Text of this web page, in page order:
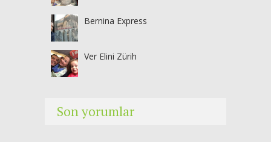
Bernina Express
Ver Elini Zürih
Son yorumlar